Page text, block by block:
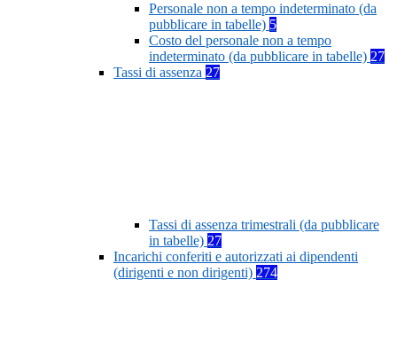
Personale non a tempo indeterminato (da
pubblicare in tabelle) 5
Costo del personale non a tempo
indeterminato (da pubblicare in tabelle) 27
Tassi di assenza 27
Tassi di assenza trimestrali (da pubblicare
in tabelle) 27
Incarichi conferiti e autorizzati ai dipendenti
(dirigenti e non dirigenti) 274